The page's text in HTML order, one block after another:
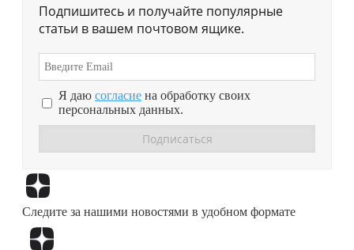
Подпишитесь и получайте популярные
статьи в вашем почтовом ящике.
Я даю согласие на обработку своих
персональных данных.
Следите за нашими новостями в удобном формате